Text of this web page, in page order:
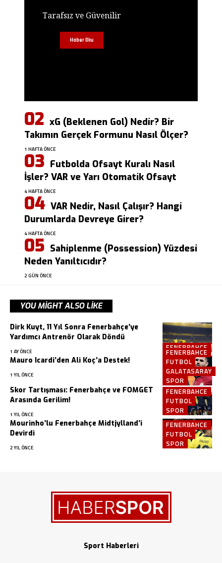
Tarafsız ve Güvenilir
Haber Oku
xG (Beklenen Gol) Nedir? Bir
Takımın Gerçek Formunu Nasıl Ölçer?
1 HAFTA ÖNCE
Futbolda Ofsayt Kuralı Nasıl
İşler? VAR ve Yarı Otomatik Ofsayt
4 HAFTA ÖNCE
VAR Nedir, Nasıl Çalışır? Hangi
Durumlarda Devreye Girer?
4 HAFTA ÖNCE
Sahiplenme (Possession) Yüzdesi
Neden Yanıltıcıdır?
2 GÜN ÖNCE
YOU MIGHT ALSO LIKE
FENERBAHCE
Dirk Kuyt, 11 Yıl Sonra Fenerbahçe’ye
Yardımcı Antrenör Olarak Döndü
1 AY ÖNCE
FENERBAHCE
FUTBOL
GALATASARAY
SPOR
Mauro Icardi’den Ali Koç’a Destek!
1 YIL ÖNCE
FENERBAHCE
FUTBOL
SPOR
Skor Tartışması: Fenerbahçe ve FOMGET
Arasında Gerilim!
1 YIL ÖNCE
FENERBAHCE
FUTBOL
SPOR
Mourinho’lu Fenerbahçe Midtjylland’i
Devirdi
2 YIL ÖNCE
Sport Haberleri